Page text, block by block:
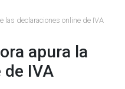
las declaraciones online de IVA
apura la
IVA